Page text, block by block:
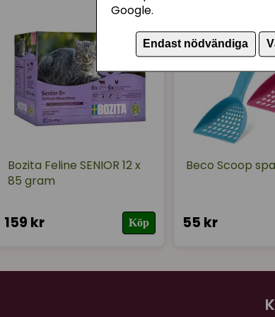
Google.
Endast nödvändiga
Bozita Feline SENIOR 12 x
85 gram
159 kr Köp
Beco Scoop
55 kr